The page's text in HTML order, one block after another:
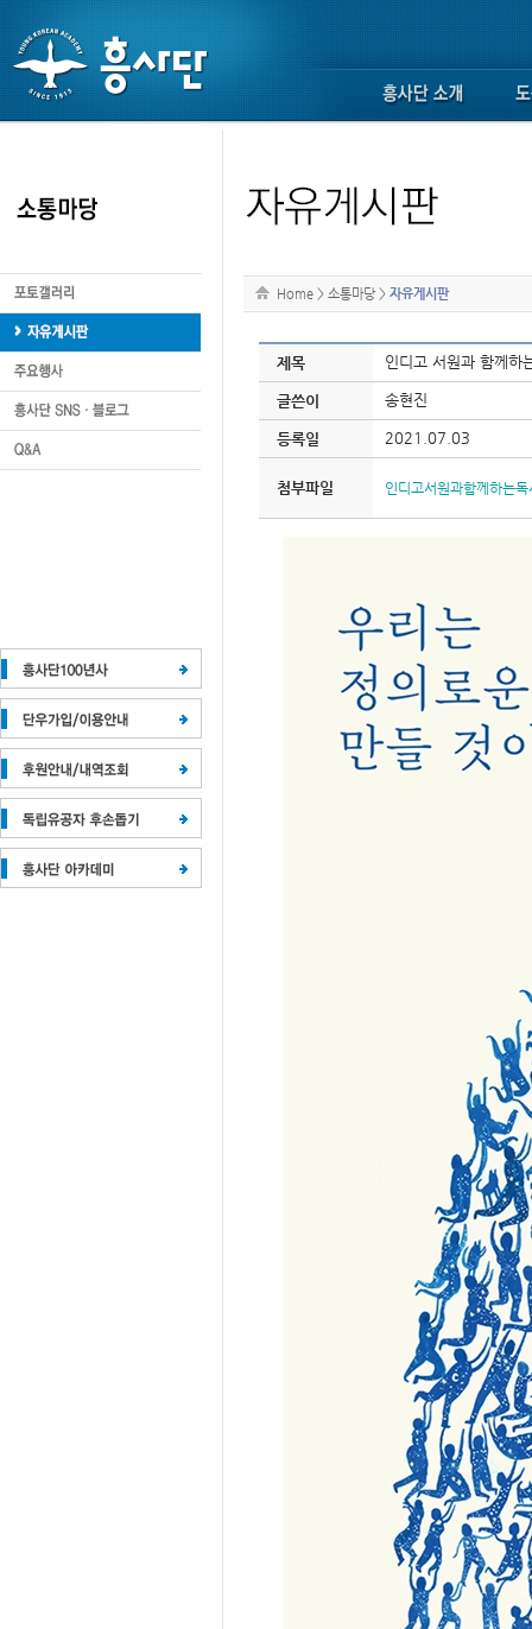
Home > 소통마당 > 자유게시판
제목 인디고 서원과 함께하
글쓴이 송현진
등록일 2021.07.03
첨부파일 인디고서원과함께하는